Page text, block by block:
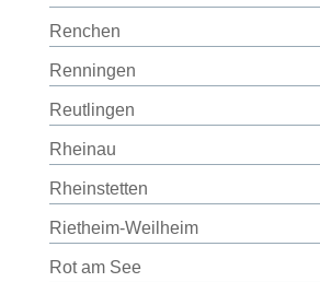
Renchen
Renningen
Reutlingen
Rheinau
Rheinstetten
Rietheim-Weilheim
Rot am See